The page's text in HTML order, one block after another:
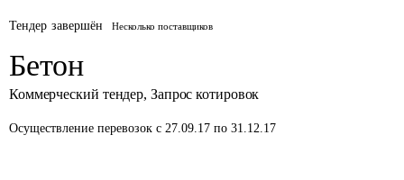
Тендер завершён Несколько поставщиков
Бетон
Коммерческий тендер, Запрос котировок
Осуществление перевозок с 27.09.17 по 31.12.17